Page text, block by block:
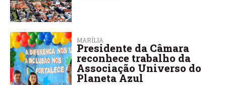
MARÍLIA
Presidente da Câmara
reconhece trabalho da
Associação Universo do
Planeta Azul